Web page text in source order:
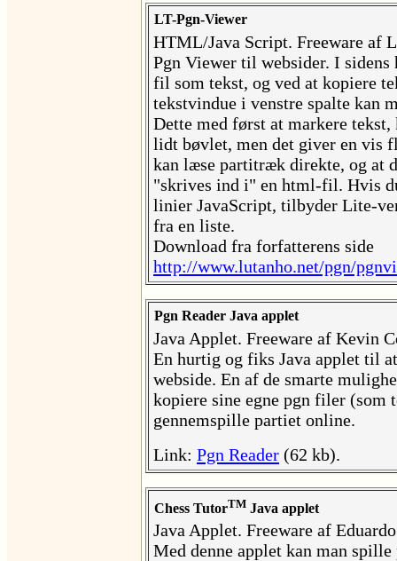
LT-Pgn-Viewer
HTML/Java Script. Freeware af
Pgn Viewer til websider. I sidens
fil som tekst, og ved at kopiere
tekstvindue i venstre spalte kan
Dette med først at markere
lidt bøvlet, men det giver en vis
kan læse partitræk direkte, og at
"skrives ind i" en html-fil. Hvis
linier JavaScript, tilbyder Lite-
fra en liste.
Download fra forfatterens side
http://www.lutanho.net/pgn/
Pgn Reader Java applet
Java Applet. Freeware af Kevin
En hurtig og fiks Java applet til
webside. En af de smarte
kopiere sine egne pgn filer (som
gennemspille partiet online.
Link: Pgn Reader (62 kb).
Chess TutorTM Java applet
Java Applet. Freeware af
Med denne applet kan man